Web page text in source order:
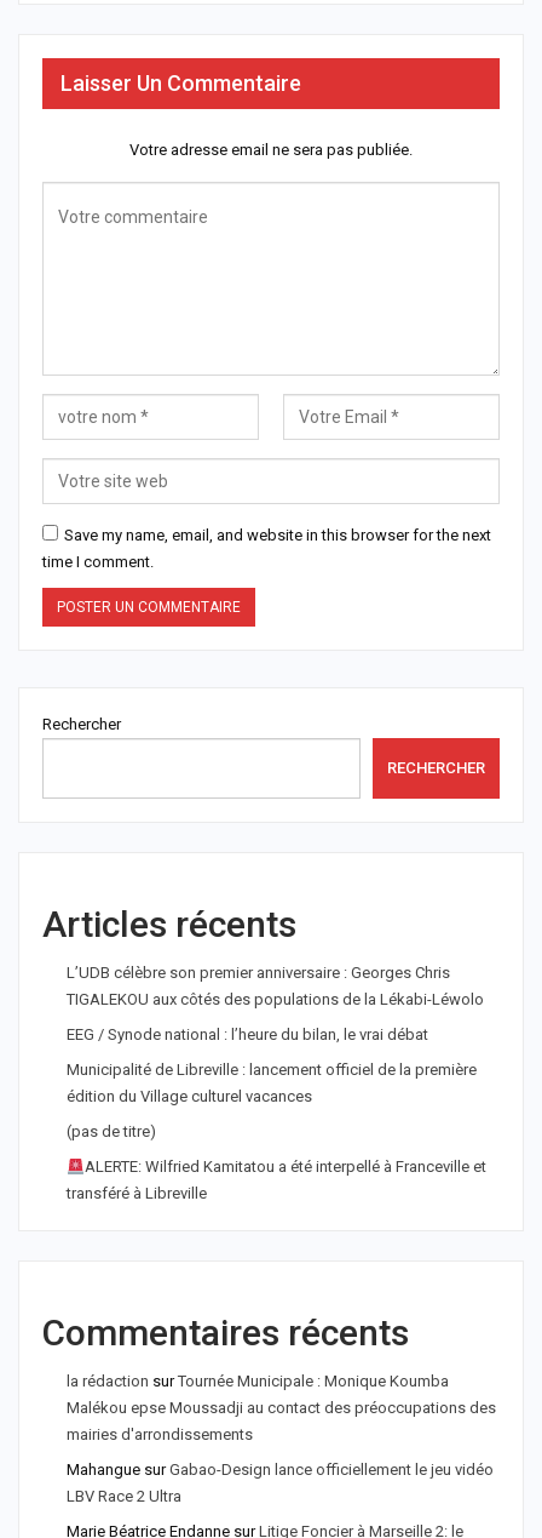
Laisser Un Commentaire
Votre adresse email ne sera pas publiée.
Save my name, email, and website in this browser for the next
time I comment.
Rechercher
RECHERCHER
Articles récents
L’UDB célèbre son premier anniversaire : Georges Chris
TIGALEKOU aux côtés des populations de la Lékabi-Léwolo
EEG / Synode national : l’heure du bilan, le vrai débat
Municipalité de Libreville : lancement officiel de la première
édition du Village culturel vacances
(pas de titre)
ALERTE: Wilfried Kamitatou a été interpellé à Franceville et
transféré à Libreville
Commentaires récents
la rédaction surTournée Municipale : Monique Koumba
Malékou epse Moussadji au contact des préoccupations des
mairies d'arrondissements
Mahangue surGabao-Design lance officiellement le jeu vidéo
LBV Race 2 Ultra
Marie Béatrice Endanne surLitige Foncier à Marseille 2: le